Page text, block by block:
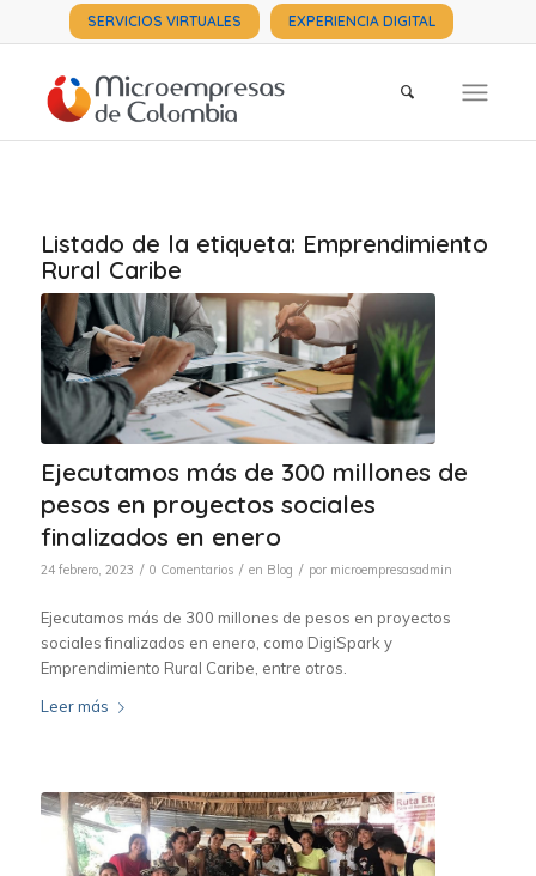
SERVICIOS VIRTUALES EXPERIENCIA DIGITAL
Listado de la etiqueta: Emprendimiento
Rural Caribe
Ejecutamos más de 300 millones de
pesos en proyectos sociales
finalizados en enero
24 febrero, 2023 / 0 Comentarios / en Blog / por microempresasadmin
Ejecutamos más de 300 millones de pesos en proyectos
sociales finalizados en enero, como DigiSpark y
Emprendimiento Rural Caribe, entre otros.
Leer más